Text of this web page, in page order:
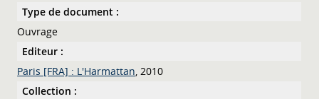
Type de document :
Ouvrage
Editeur :
Paris [FRA] : L'Harmattan, 2010
Collection :